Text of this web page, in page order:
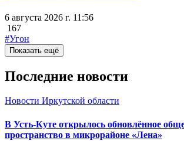
6 августа 2026 г. 11:56
167
#Угон
Показать ещё
Последние новости
Новости Иркутской области
В Усть-Куте открылось обновлённое
пространство в микрорайоне «Лена»